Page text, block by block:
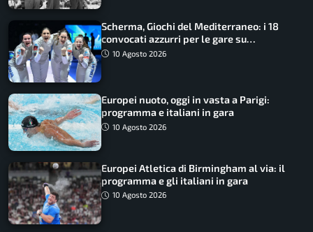
Scherma, Giochi del Mediterraneo: i 18
convocati azzurri per le gare su
SportFaceTV
10 Agosto 2026
Europei nuoto, oggi in vasta a Parigi:
programma e italiani in gara
10 Agosto 2026
Europei Atletica di Birmingham al via: il
programma e gli italiani in gara
10 Agosto 2026